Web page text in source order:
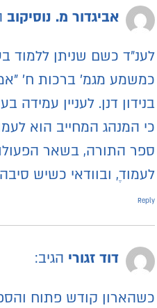
אביגדור מ. נוסיקוב
כשם שניתן ללמוד
מגמ׳ ברכות ח׳ ״אמן
דנן. לעניין
המנהג המחייב הוא
התורה, בשאר
ובוודאי כשיש
דוד זגורי הגיב:
קודש פתוח